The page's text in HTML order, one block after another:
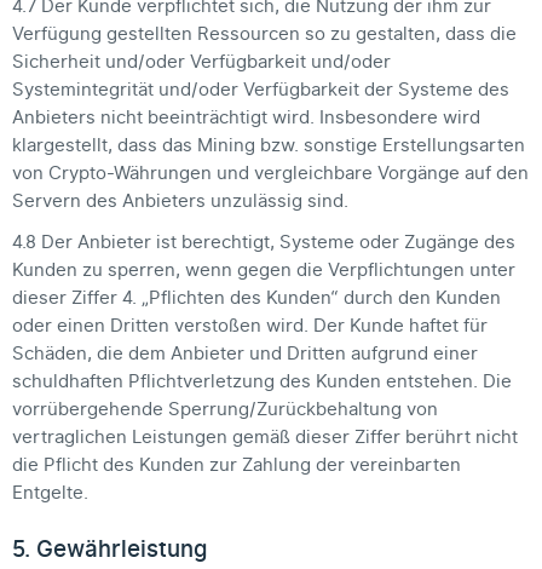
4.7 Der Kunde verpflichtet sich, die Nutzung der ihm zur
Verfügung gestellten Ressourcen so zu gestalten, dass die
Sicherheit und/oder Verfügbarkeit und/oder
Systemintegrität und/oder Verfügbarkeit der Systeme des
Anbieters nicht beeinträchtigt wird. Insbesondere wird
klargestellt, dass das Mining bzw. sonstige Erstellungsarten
von Crypto-Währungen und vergleichbare Vorgänge auf den
Servern des Anbieters unzulässig sind.
4.8 Der Anbieter ist berechtigt, Systeme oder Zugänge des
Kunden zu sperren, wenn gegen die Verpflichtungen unter
dieser Ziffer 4. „Pflichten des Kunden“ durch den Kunden
oder einen Dritten verstoßen wird. Der Kunde haftet für
Schäden, die dem Anbieter und Dritten aufgrund einer
schuldhaften Pflichtverletzung des Kunden entstehen. Die
vorrübergehende Sperrung/Zurückbehaltung von
vertraglichen Leistungen gemäß dieser Ziffer berührt nicht
die Pflicht des Kunden zur Zahlung der vereinbarten
Entgelte.
5. Gewährleistung